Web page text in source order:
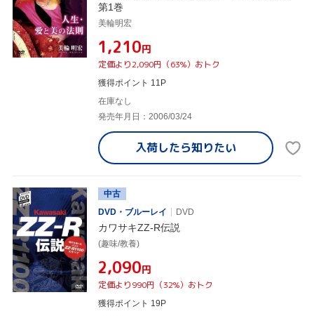
第1巻
美輪明宏
¥1,210円
定価より2,090円（63%）おトク
獲得ポイント 11P
在庫なし
発売年月日：2006/03/24
入荷したら知りたい
中古
DVD・ブルーレイ
DVD
カワサキZZ-R伝説
(趣味/教養)
¥2,090円
定価より990円（32%）おトク
獲得ポイント 19P